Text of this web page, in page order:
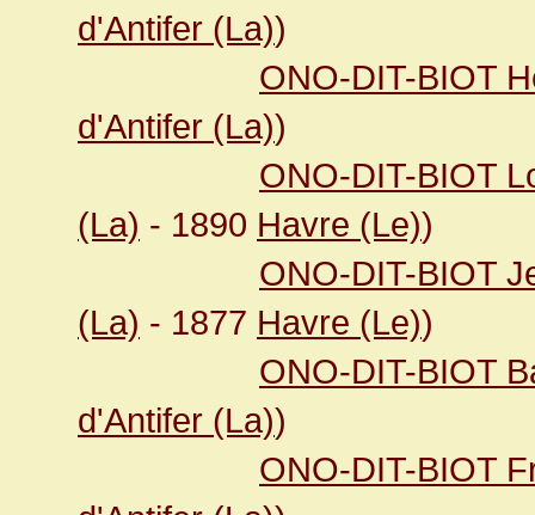
d'Antifer (La))
ONO-DIT-BIOT
d'Antifer (La))
ONO-DIT-BIOT
(La) - 1890 Havre (Le))
ONO-DIT-BIOT
(La) - 1877 Havre (Le))
ONO-DIT-BIOT
d'Antifer (La))
ONO-DIT-BIOT